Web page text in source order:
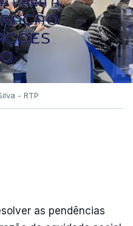
- RTP
as pendências